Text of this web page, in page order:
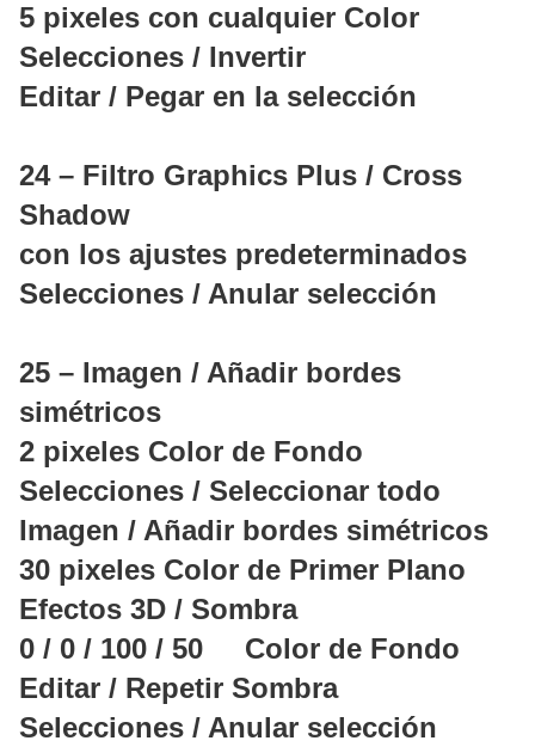
5 pixeles con cualquier Color
Selecciones / Invertir
Editar / Pegar en la selección
24 – Filtro Graphics Plus / Cross
Shadow
con los ajustes predeterminados
Selecciones / Anular selección
25 – Imagen / Añadir bordes
simétricos
2 pixeles Color de Fondo
Selecciones / Seleccionar todo
Imagen / Añadir bordes simétricos
30 pixeles Color de Primer Plano
Efectos 3D / Sombra
0 / 0 / 100 / 50 Color de Fondo
Editar / Repetir Sombra
Selecciones / Anular selección